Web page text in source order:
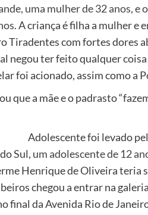
uma mulher de 32 anos, e
A criança é filha a mulher e
Tiradentes com fortes dores
negou ter feito qualquer
foi acionado, assim como a
que a mãe e o padrasto
Adolescente foi levado
Sul, um adolescente de 12
Henrique de Oliveira teria
chegou a entrar na
final da Avenida Rio de